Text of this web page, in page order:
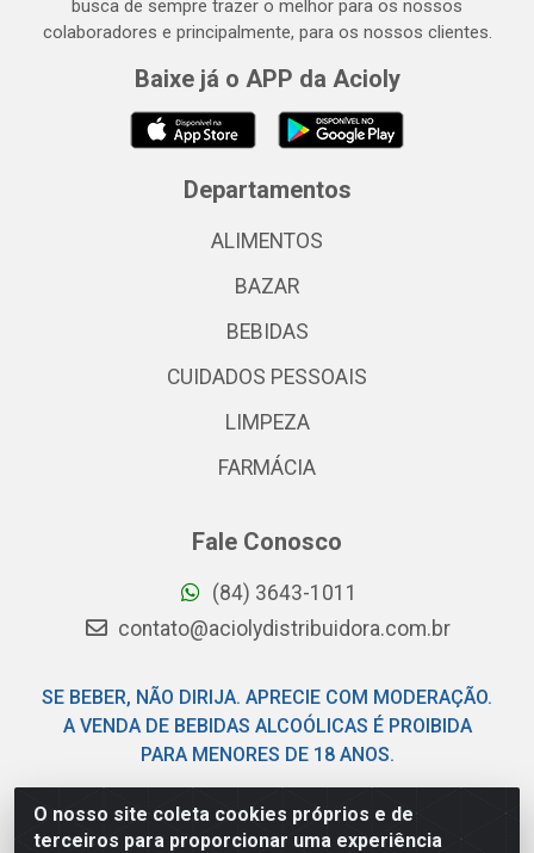
O nosso site coleta cookies próprios e de
terceiros para proporcionar uma experiência
busca de sempre trazer o melhor para os nossos
colaboradores e principalmente, para os nossos clientes.
Baixe já o APP da Acioly
Departamentos
ALIMENTOS
BAZAR
BEBIDAS
CUIDADOS PESSOAIS
LIMPEZA
FARMÁCIA
Fale Conosco
(84) 3643-1011
contato@aciolydistribuidora.com.br
SE BEBER, NÃO DIRIJA. APRECIE COM MODERAÇÃO.
A VENDA DE BEBIDAS ALCOÓLICAS É PROIBIDA
PARA MENORES DE 18 ANOS.
Acioly Distribuidora - Av Piloto Pereira Tim - Parque de